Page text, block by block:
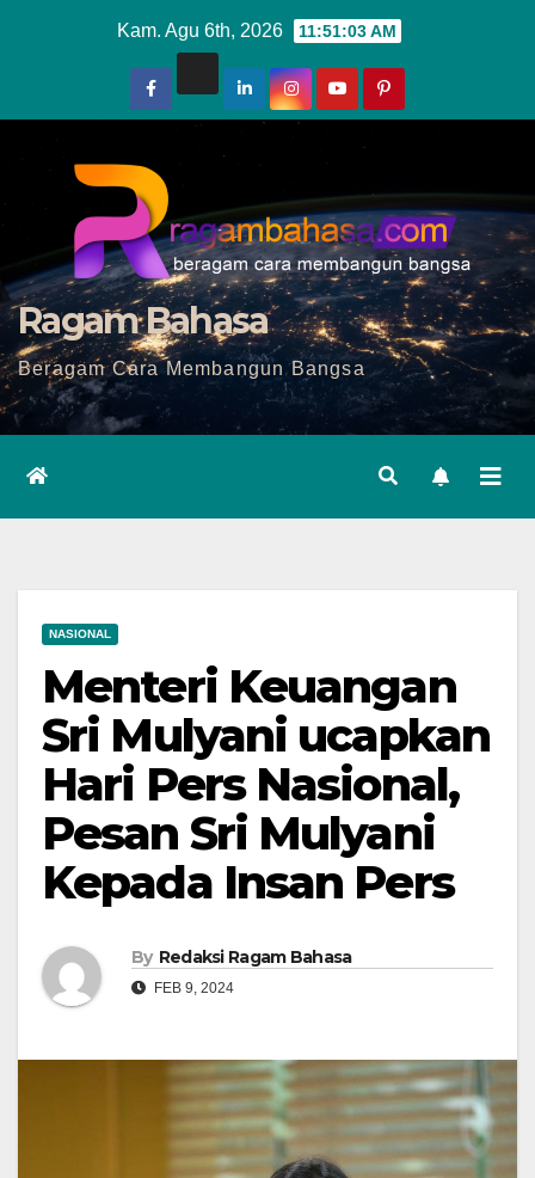
Kam. Agu 6th, 2026 11:51:05 AM
Ragam Bahasa
Beragam Cara Membangun Bangsa
NASIONAL
Menteri Keuangan
Sri Mulyani ucapkan
Hari Pers Nasional,
Pesan Sri Mulyani
Kepada Insan Pers
By Redaksi Ragam Bahasa
FEB 9, 2024